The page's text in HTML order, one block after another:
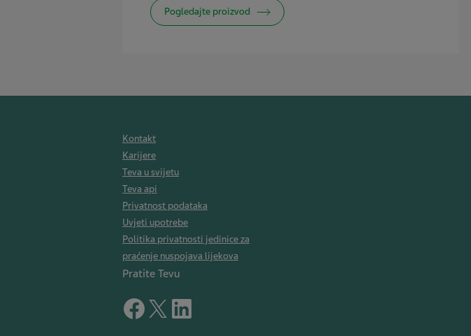
Pogledajte proizvod
Kontakt
Karijere
Teva u svijetu
Teva api
Privatnost podataka
Uvjeti upotrebe
Politika privatnosti jedinice za
praćenje nuspojava lijekova
Pratite Tevu